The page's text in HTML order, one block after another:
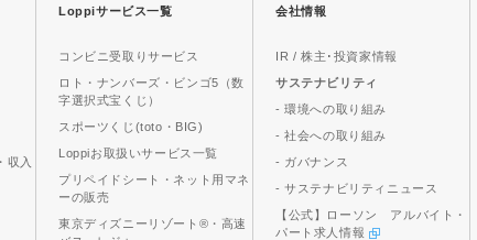
収入
Loppiサービス一覧
コンビニ受取りサービス
ロト・ナンバーズ・ビンゴ5（数
字選択式宝くじ）
スポーツくじ(toto・BIG)
Loppiお取扱いサービス一覧
プリペイドシート・ネット用マネ
ーの販売
東京ディズニーリゾート®・高速
会社情報
IR / 株主･投資家情報
サステナビリティ
- 環境への取り組み
- 社会への取り組み
- ガバナンス
- サステナビリティニュース
【公式】ローソン アルバイト・
パート求人情報